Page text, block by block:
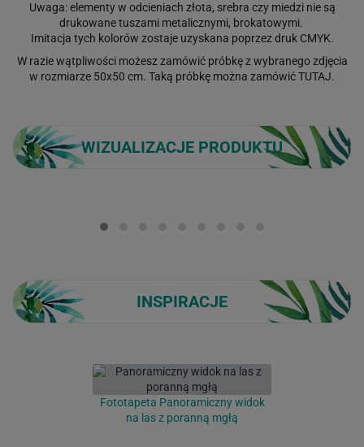
Uwaga: elementy w odcieniach złota, srebra czy miedzi nie są
drukowane tuszami metalicznymi, brokatowymi.
Imitacja tych kolorów zostaje uzyskana poprzez druk CMYK.
W razie wątpliwości możesz zamówić próbkę z wybranego zdjęcia
w rozmiarze 50x50 cm. Taką próbkę można zamówićTUTAJ.
WIZUALIZACJE PRODUKTU
INSPIRACJE
Fototapeta Panoramiczny widok
na las z poranną mgłą